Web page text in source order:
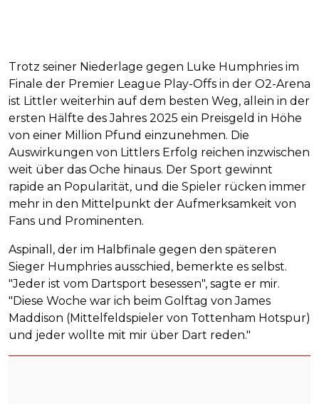
Trotz seiner Niederlage gegen Luke Humphries im
Finale der Premier League Play-Offs in der O2-Arena
ist Littler weiterhin auf dem besten Weg, allein in der
ersten Hälfte des Jahres 2025 ein Preisgeld in Höhe
von einer Million Pfund einzunehmen. Die
Auswirkungen von Littlers Erfolg reichen inzwischen
weit über das Oche hinaus. Der Sport gewinnt
rapide an Popularität, und die Spieler rücken immer
mehr in den Mittelpunkt der Aufmerksamkeit von
Fans und Prominenten.
Aspinall, der im Halbfinale gegen den späteren
Sieger Humphries ausschied, bemerkte es selbst.
"Jeder ist vom Dartsport besessen", sagte er mir.
"Diese Woche war ich beim Golftag von James
Maddison (Mittelfeldspieler von Tottenham Hotspur)
und jeder wollte mit mir über Dart reden."